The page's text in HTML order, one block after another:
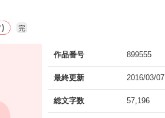
) 完
作品番号 899555
最終更新 2016/03/07
総文字数 57,196